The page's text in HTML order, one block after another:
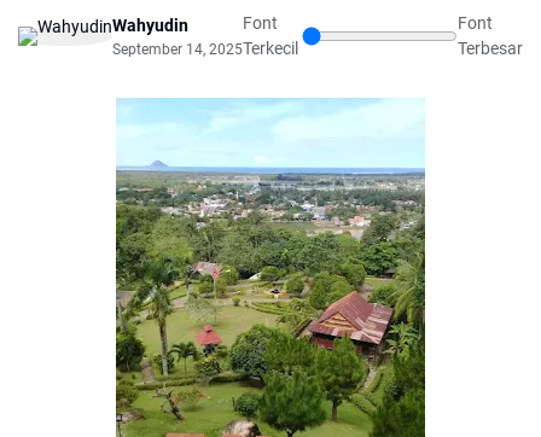
Wahyudin
September 14, 2025
Font
Terkecil
Font
Terbesar